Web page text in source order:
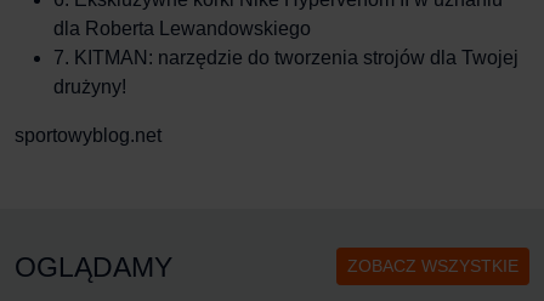
dla Roberta Lewandowskiego
7. KITMAN: narzędzie do tworzenia strojów dla Twojej
drużyny!
sportowyblog.net
OGLĄDAMY ZOBACZ WSZYSTKIE